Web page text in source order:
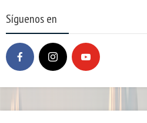
Síguenos en